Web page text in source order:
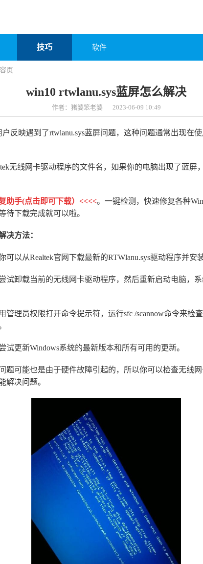
技巧 软件
页
win10 rtwlanu.sys蓝屏怎么解决
作者：猪婆笨老婆 2023-06-09 10:49
反映遇到了rtwlanu.sys蓝屏问题，这种问题通常出现在
无线网卡驱动程序的文件名，如果你的电脑出现了蓝屏
助手(点击即可下载）<<<<。一键检测，快速修复各种
待下载完成就可以啦。
决方法：
可以从Realtek官网下载最新的RTWlanu.sys驱动程序并安
试卸载当前的无线网卡驱动程序，然后重新启动电脑，
管理员权限打开命令提示符，运行sfc /scannow命令来检
试更新Windows系统的最新版本和所有可用的更新。
题可能也是由于硬件故障引起的，所以你可以检查无线
解决问题。